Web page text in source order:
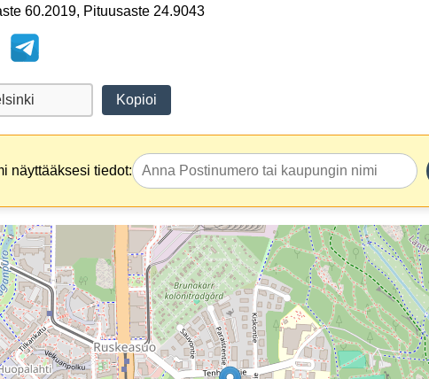
60.2019, Pituusaste 24.9043
Kopioi
näyttääksesi tiedot: